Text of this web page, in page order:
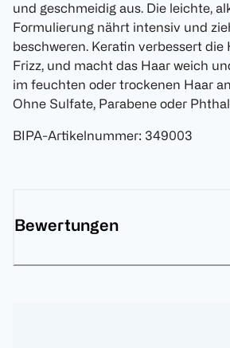
und geschmeidig aus. Die leichte,
Formulierung nährt intensiv und
beschweren. Keratin verbessert
Frizz, und macht das Haar weich
im feuchten oder trockenen Haar
Ohne Sulfate, Parabene oder
BIPA-Artikelnummer: 349003
Bewertungen